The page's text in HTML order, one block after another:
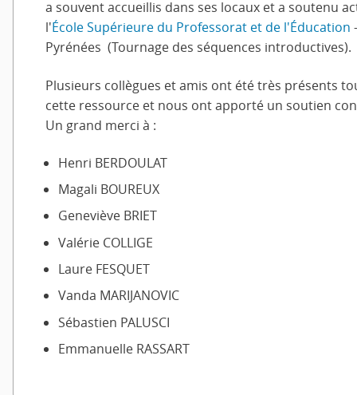
a souvent accueillis dans ses locaux et a soutenu
l'École Supérieure du Professorat et de l'Éducation
Pyrénées (Tournage des séquences introductives).
Plusieurs collègues et amis ont été très présents
cette ressource et nous ont apporté un soutien
Un grand merci à :
Henri BERDOULAT
Magali BOUREUX
Geneviève BRIET
Valérie COLLIGE
Laure FESQUET
Vanda MARIJANOVIC
Sébastien PALUSCI
Emmanuelle RASSART